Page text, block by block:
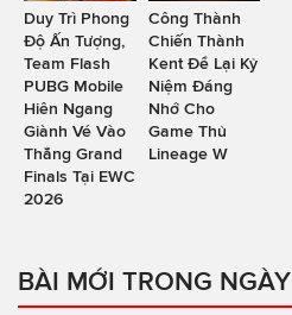
Duy Trì Phong
Độ Ấn Tượng,
Team Flash
PUBG Mobile
Hiên Ngang
Giành Vé Vào
Thẳng Grand
Finals Tại EWC
2026
Công Thành
Chiến Thành
Kent Để Lại Kỷ
Niệm Đáng
Nhớ Cho
Game Thủ
Lineage W
BÀI MỚI TRONG NGÀY